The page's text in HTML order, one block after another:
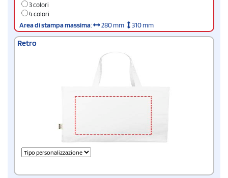
3 colori
4 colori
Area di stampa massima: 280 mm 310 mm
Retro